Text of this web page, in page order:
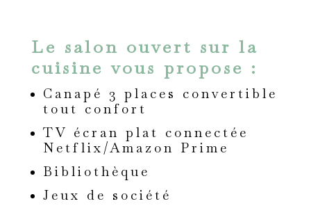
Le salon ouvert sur la
cuisine vous propose :
Canapé 3 places convertible
tout confort
TV écran plat connectée
Netflix/Amazon Prime
Bibliothèque
Jeux de société